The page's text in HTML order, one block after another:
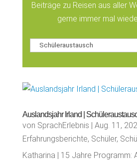
Beiträge zu Reisen aus aller
gerne immer mal
Auslandsjahr Irland |
von SprachErlebnis | Aug. 11,
Erfahrungsberichte, Schüler,
Katharina | 15 Jahre Programm: